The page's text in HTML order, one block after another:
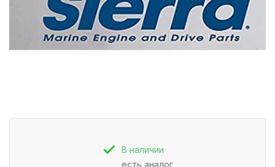
В наличии
есть аналог